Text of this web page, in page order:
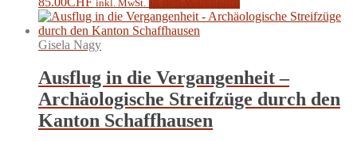
inkl. MwSt.
Gisela Nagy
Ausflug in die Vergangenheit –
Archäologische Streifzüge durch den
Kanton Schaffhausen